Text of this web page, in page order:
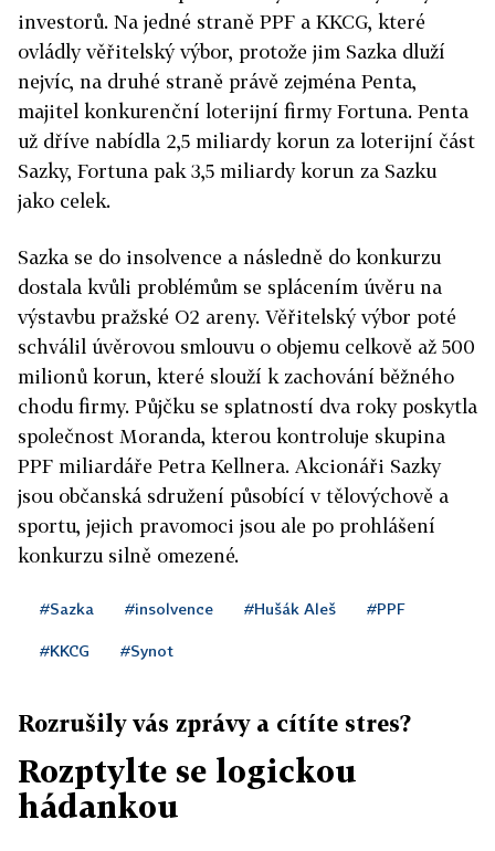
investorů. Na jedné straně PPF a KKCG, které
ovládly věřitelský výbor, protože jim Sazka dluží
nejvíc, na druhé straně právě zejména Penta,
majitel konkurenční loterijní firmy Fortuna. Penta
už dříve nabídla 2,5 miliardy korun za loterijní část
Sazky, Fortuna pak 3,5 miliardy korun za Sazku
jako celek.
Sazka se do insolvence a následně do konkurzu
dostala kvůli problémům se splácením úvěru na
výstavbu pražské O2 areny. Věřitelský výbor poté
schválil úvěrovou smlouvu o objemu celkově až 500
milionů korun, které slouží k zachování běžného
chodu firmy. Půjčku se splatností dva roky poskytla
společnost Moranda, kterou kontroluje skupina
PPF miliardáře Petra Kellnera. Akcionáři Sazky
jsou občanská sdružení působící v tělovýchově a
sportu, jejich pravomoci jsou ale po prohlášení
konkurzu silně omezené.
#Sazka #insolvence #Hušák Aleš #PPF
#KKCG #Synot
Rozrušily vás zprávy a cítíte stres?
Rozptylte se logickou
hádankou